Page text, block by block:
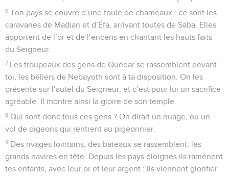
6 Ton pays se couvre d’une foule de chameaux : ce sont les
caravanes de Madian et d’Éfa, arrivant toutes de Saba. Elles
apportent de l’or et de l’encens en chantant les hauts faits
du Seigneur.
7 Les troupeaux des gens de Quédar se rassemblent devant
toi, les béliers de Nebayoth sont à ta disposition. On les
présente sur l’autel du Seigneur, et c’est pour lui un sacrifice
agréable. Il montre ainsi la gloire de son temple.
8 Qui sont donc tous ces gens ? On dirait un nuage, ou un
vol de pigeons qui rentrent au pigeonnier.
9 Des rivages lointains, des bateaux se rassemblent, les
grands navires en tête. Depuis les pays éloignés ils ramènent
tes enfants, avec leur or et leur argent : ils viennent glorifier